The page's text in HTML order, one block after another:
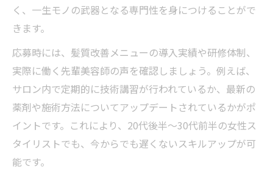
く、一生モノの武器となる専門性を身につけることがで
きます。
応募時には、髪質改善メニューの導入実績や研修体制、
実際に働く先輩美容師の声を確認しましょう。例えば、
サロン内で定期的に技術講習が行われているか、最新の
薬剤や施術方法についてアップデートされているかがポ
イントです。これにより、20代後半〜30代前半の女性ス
タイリストでも、今からでも遅くないスキルアップが可
能です。